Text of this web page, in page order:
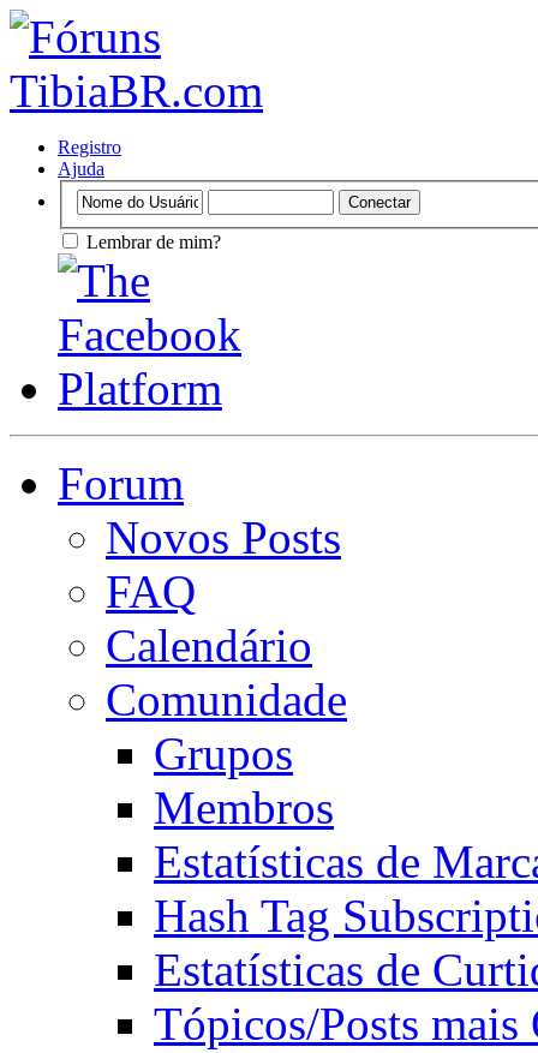
Registro
Ajuda
Lembrar de mim?
Forum
Novos Posts
FAQ
Calendário
Comunidade
Grupos
Membros
Estatísticas de
Hash Tag
Estatísticas de
Tópicos/Posts mais